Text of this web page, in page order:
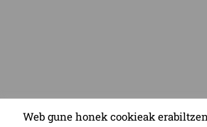
Web gune honek cookieak